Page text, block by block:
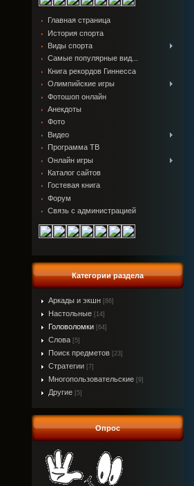
Главная страница
История спорта
Виды спорта
Самые популярные вид...
Книга рекордов Гиннесса
Олимпийские игры
Фотошоп онлайн
Анекдоты
Фото
Видео
Программа ТВ
Онлайн игры
Каталог сайтов
Гостевая книга
Форум
Связь с администрацией
Категории раздела
Аркады и экшн [86]
Настольные [14]
Головоломки [64]
Слова [5]
Поиск предметов [23]
Стратегии [7]
Многопользовательские [9]
Другие [5]
Опрос